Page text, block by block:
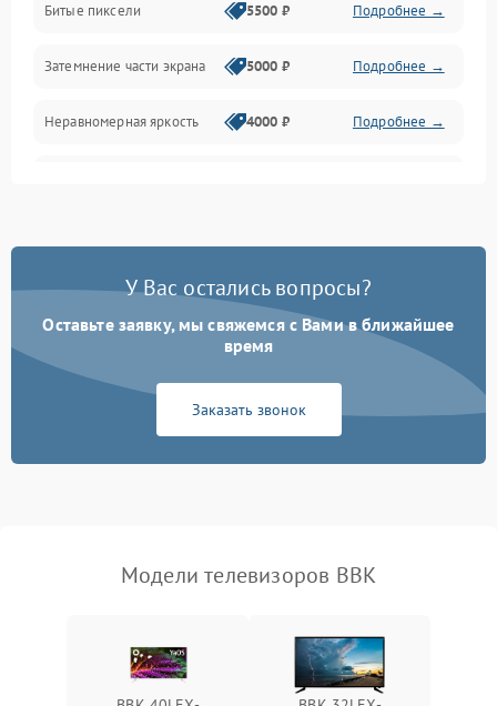
Механические повреждения
Программное обеспечение
Сеть и подключения
Аудио
Сетевая
Битые пиксели 5500 ₽ Подробнее →
Затемнение части экрана 5000 ₽ Подробнее →
Неравномерная яркость 4000 ₽ Подробнее →
У Вас остались вопросы?
Оставьте заявку, мы свяжемся с Вами в ближайшее
время
Заказать звонок
Модели телевизоров BBK